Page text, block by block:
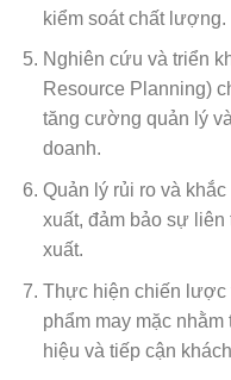
kiểm soát chất lượng.
Nghiên cứu và triển
Resource Planning)
tăng cường quản lý
doanh.
Quản lý rủi ro và
xuất, đảm bảo sự liên
xuất.
Thực hiện chiến lược
phẩm may mặc
hiệu và tiếp cận